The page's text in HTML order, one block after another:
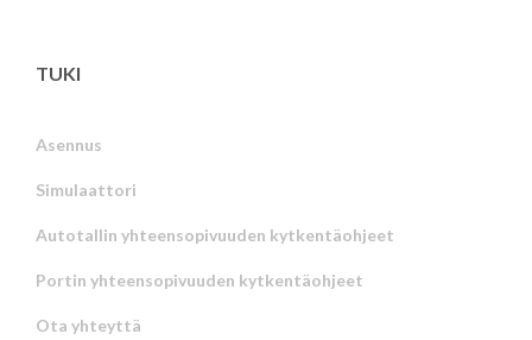
TUKI
Asennus
Simulaattori
Autotallin yhteensopivuuden kytkentäohjeet
Portin yhteensopivuuden kytkentäohjeet
Ota yhteyttä